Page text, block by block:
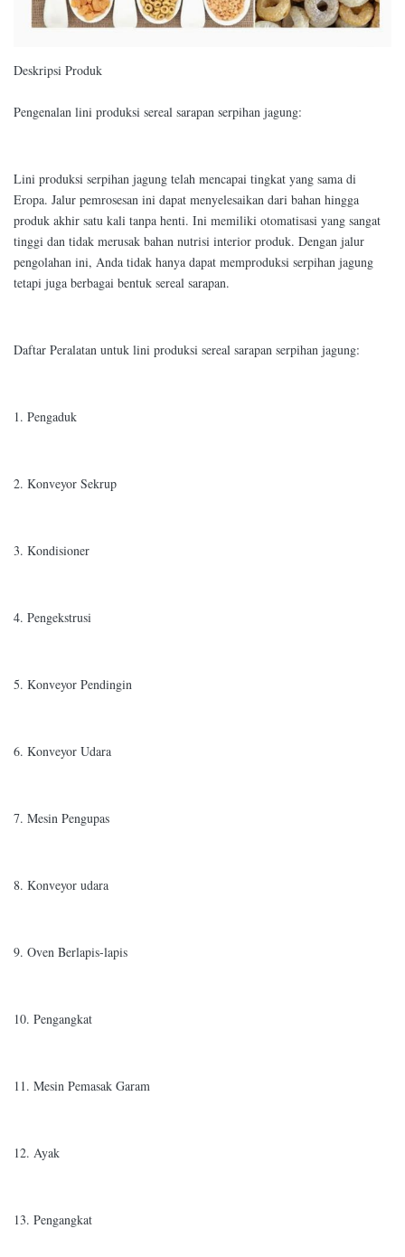
Deskripsi Produk
Pengenalan lini produksi sereal sarapan serpihan jagung:
Lini produksi serpihan jagung telah mencapai tingkat yang sama di
Eropa. Jalur pemrosesan ini dapat menyelesaikan dari bahan hingga
produk akhir satu kali tanpa henti. Ini memiliki otomatisasi yang sangat
tinggi dan tidak merusak bahan nutrisi interior produk. Dengan jalur
pengolahan ini, Anda tidak hanya dapat memproduksi serpihan jagung
tetapi juga berbagai bentuk sereal sarapan.
Daftar Peralatan untuk lini produksi sereal sarapan serpihan jagung:
1. Pengaduk
2. Konveyor Sekrup
3. Kondisioner
4. Pengekstrusi
5. Konveyor Pendingin
6. Konveyor Udara
7. Mesin Pengupas
8. Konveyor udara
9. Oven Berlapis-lapis
10. Pengangkat
11. Mesin Pemasak Garam
12. Ayak
13. Pengangkat